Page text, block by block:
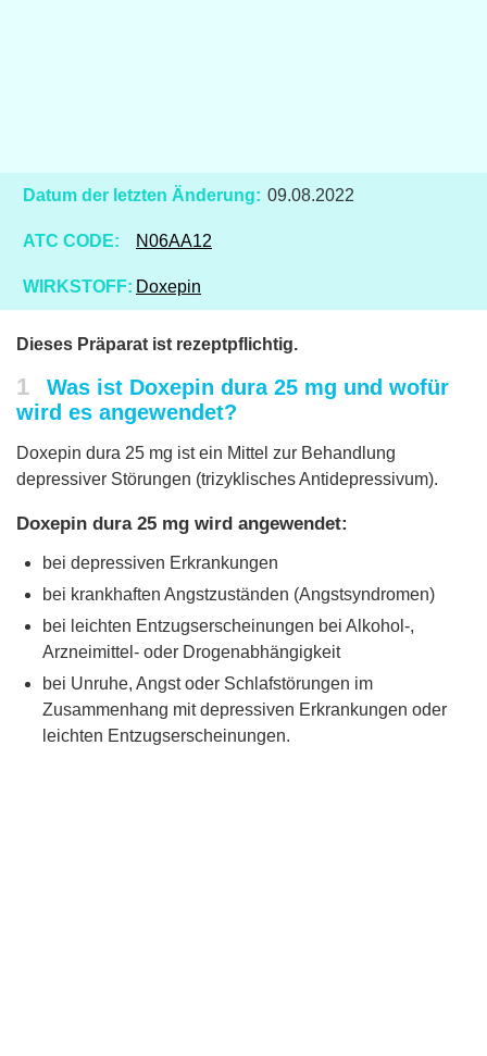
Datum der letzten Änderung: 09.08.2022
ATC CODE: N06AA12
WIRKSTOFF: Doxepin
Dieses Präparat ist rezeptpflichtig.
1
Was ist Doxepin dura 25 mg und wofür
wird es angewendet?
Doxepin dura 25 mg ist ein Mittel zur Behandlung
depressiver Störungen (trizyklisches Antidepressivum).
Doxepin dura 25 mg wird angewendet:
bei depressiven Erkrankungen
bei krankhaften Angstzuständen (Angstsyndromen)
bei leichten Entzugserscheinungen bei Alkohol-,
Arzneimittel- oder Drogenabhängigkeit
bei Unruhe, Angst oder Schlafstörungen im
Zusammenhang mit depressiven Erkrankungen oder
leichten Entzugserscheinungen.